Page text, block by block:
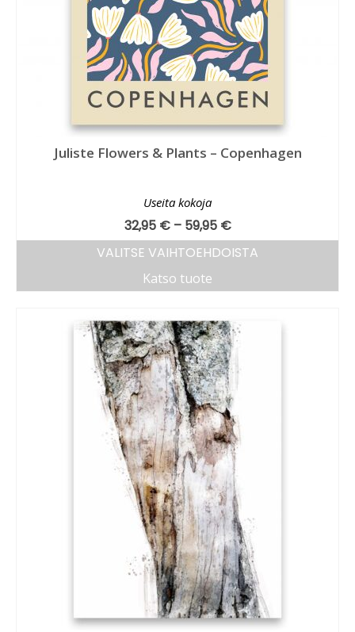
Juliste Flowers & Plants – Copenhagen
Useita kokoja
32,95 € – 59,95 €
VALITSE VAIHTOEHDOISTA
Katso tuote